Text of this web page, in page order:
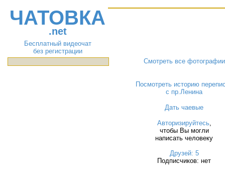
ЧАТОВКА
.net
Бесплатный видеочат
без регистрации
Смотреть все фотографии
Посмотреть историю
с пр.Ленина
Дать чаевые
Авторизируйтесь,
чтобы Вы могли
написать человеку
Друзей: 5
Подписчиков: нет